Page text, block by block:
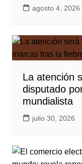
agosto 4, 2026
La atención
disputado
mundialista
julio 30, 2026